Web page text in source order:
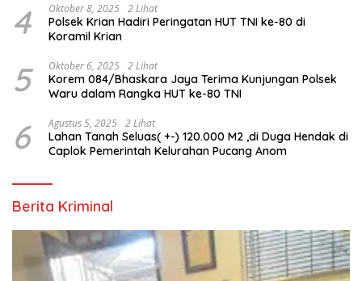
4 Oktober 8, 2025 2 Lihat
Polsek Krian Hadiri Peringatan HUT TNI ke-80 di
Koramil Krian
5 Oktober 6, 2025 2 Lihat
Korem 084/Bhaskara Jaya Terima Kunjungan Polsek
6 Agustus 5, 2025 2 Lihat
Lahan Tanah Seluas( +-) 120.000 M2 ,di Duga Hendak di
Caplok Pemerintah Kelurahan Pucang Anom
Berita Kriminal